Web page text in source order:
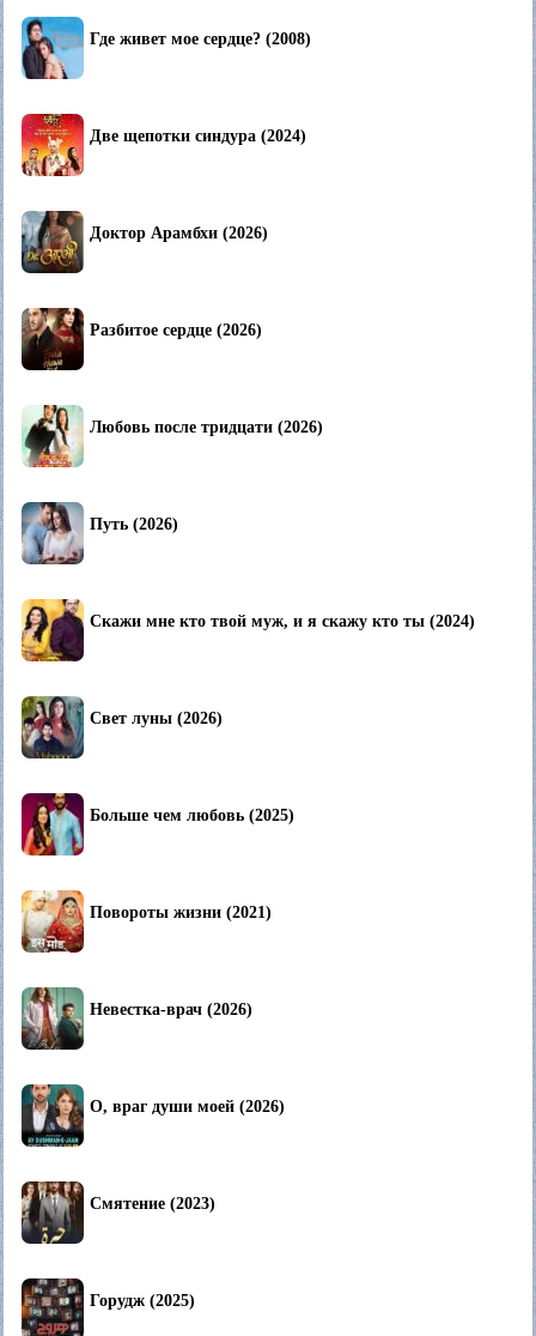
Где живет мое сердце? (2008)
Две щепотки синдура (2024)
Доктор Арамбхи (2026)
Разбитое сердце (2026)
Любовь после тридцати (2026)
Путь (2026)
Скажи мне кто твой муж, и я скажу кто ты (2024)
Свет луны (2026)
Больше чем любовь (2025)
Повороты жизни (2021)
Невестка-врач (2026)
О, враг души моей (2026)
Смятение (2023)
Горудж (2025)